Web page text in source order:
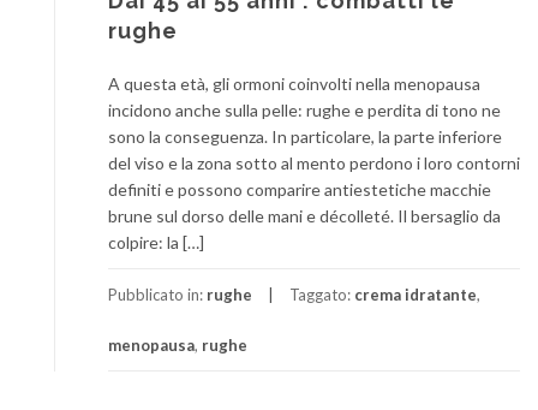
rughe
A questa età, gli ormoni coinvolti nella menopausa
incidono anche sulla pelle: rughe e perdita di tono ne
sono la conseguenza. In particolare, la parte inferiore
del viso e la zona sotto al mento perdono i loro contorni
definiti e possono comparire antiestetiche macchie
brune sul dorso delle mani e décolleté. Il bersaglio da
colpire: la […]
Pubblicato in: rughe Taggato: crema idratante,
menopausa, rughe